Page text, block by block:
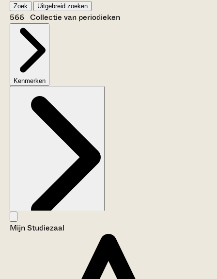
Zoek Uitgebreid zoeken
566 Collectie van periodieken
Kenmerken
Aanwijzingen voor de gebruiker
Mijn Studiezaal